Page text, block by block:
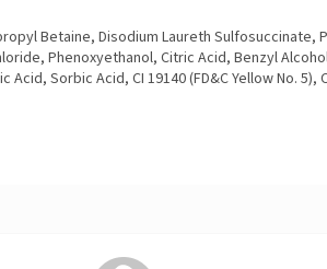
Betaine, Disodium Laureth Sulfosuccinate,
Phenoxyethanol, Citric Acid, Benzyl
Sorbic Acid, CI 19140 (FD&C Yellow No. 5),